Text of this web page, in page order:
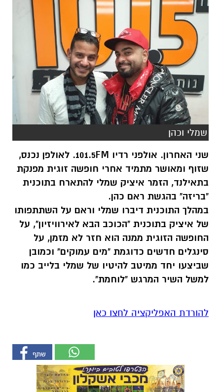
שמלי וכהן
שני האחרון. אולפני רדיו 101.5FM. לאולפן נכנס,
שזוף ומאושר מתמיד אחרי חופשה זוגית מפנקת
בתאילנד, הזמר איציק שמלי להתארח בתוכנית
"בריזה" בהגשת ראם כהן.
במהלך התוכנית דיברו שמלי וראם על השתתפותו
של איציק בתוכנית "הכוכב הבא לאירוויזיון", על
החופשה הזוגית ממנה הוא חזר לא מזמן, על
סינגלים חדשים כדוגמת "מים עמוקים" וכמובן
שביצעו יחד ממיטב להיטיו של שמלי בלייב כמו
למשל השיר המרגש "לוחמת".
להורדת האפליקציה לחצו כאן